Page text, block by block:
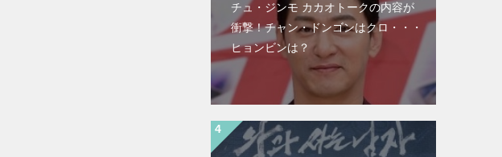
チュ・ジンモ カカオトークの内容が
衝撃！チャン・ドンゴンはクロ・・・
ヒョンビンは？